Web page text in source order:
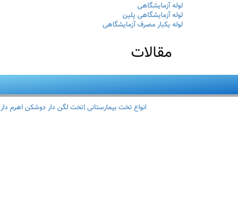
لوله آزمایشگاهی
لوله آزمایشگاهی پلین
لوله یکبار مصرف آزمایشگاهی
مقالات
انواع تخت بیمارستانی |تخت لگن دار دوشکن اهرم دار